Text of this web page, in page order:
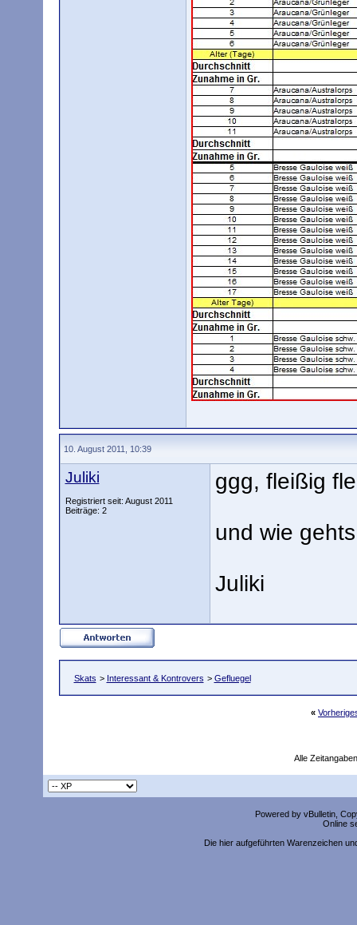
10. August 2011, 10:39
Juliki
Registriert seit: August 2011
Beiträge: 2
ggg, fleißig
und wie
Juliki
Skats > Interessant & Kontrovers > Gefluegel
«
Alle
Powered by vBulletin,
Online
Die hier aufgeführten Warenzeichen